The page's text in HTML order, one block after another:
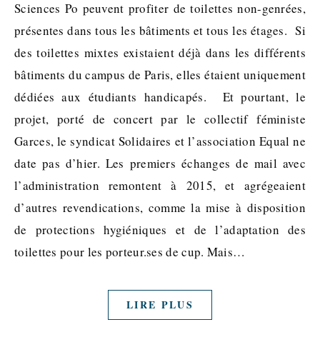
Sciences Po peuvent profiter de toilettes non-genrées,
présentes dans tous les bâtiments et tous les étages. Si
des toilettes mixtes existaient déjà dans les différents
bâtiments du campus de Paris, elles étaient uniquement
dédiées aux étudiants handicapés. Et pourtant, le
projet, porté de concert par le collectif féministe
Garces, le syndicat Solidaires et l’association Equal ne
date pas d’hier. Les premiers échanges de mail avec
l’administration remontent à 2015, et agrégeaient
d’autres revendications, comme la mise à disposition
de protections hygiéniques et de l’adaptation des
toilettes pour les porteur.ses de cup. Mais…
LIRE PLUS